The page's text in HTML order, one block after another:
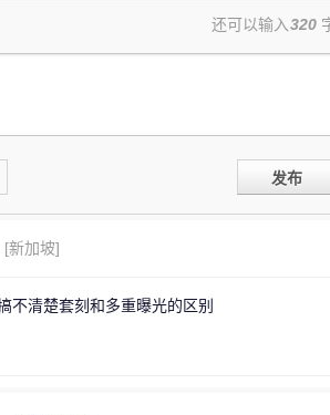
还可以输入320
发布
[新加坡]
不清楚套刻和多重曝光的区别